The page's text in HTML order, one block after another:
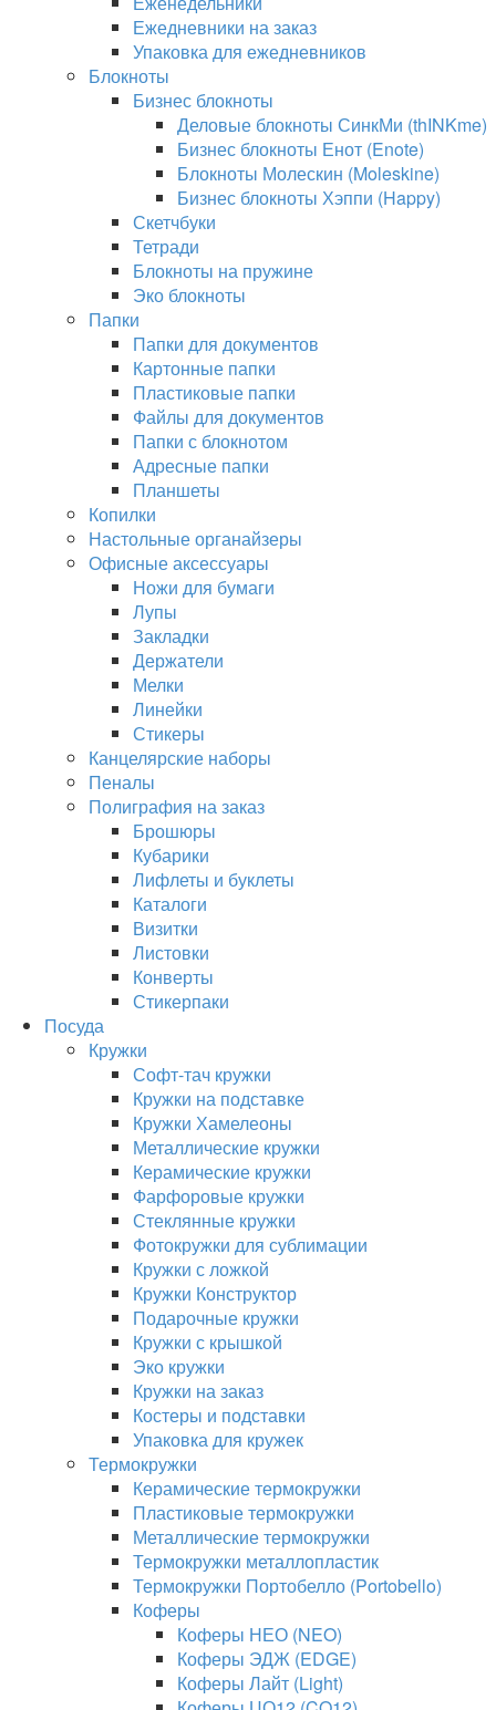
Ежедневники на заказ
Упаковка для ежедневников
Блокноты
Бизнес блокноты
Деловые блокноты СинкМи (thINKme)
Бизнес блокноты Енот (Enote)
Блокноты Молескин (Moleskine)
Бизнес блокноты Хэппи (Happy)
Скетчбуки
Тетради
Блокноты на пружине
Эко блокноты
Папки
Папки для документов
Картонные папки
Пластиковые папки
Файлы для документов
Папки с блокнотом
Адресные папки
Планшеты
Копилки
Настольные органайзеры
Офисные аксессуары
Ножи для бумаги
Лупы
Закладки
Держатели
Мелки
Линейки
Стикеры
Канцелярские наборы
Пеналы
Полиграфия на заказ
Брошюры
Кубарики
Лифлеты и буклеты
Каталоги
Визитки
Листовки
Конверты
Стикерпаки
Посуда
Кружки
Софт-тач кружки
Кружки на подставке
Кружки Хамелеоны
Металлические кружки
Керамические кружки
Фарфоровые кружки
Стеклянные кружки
Фотокружки для сублимации
Кружки с ложкой
Кружки Конструктор
Подарочные кружки
Кружки с крышкой
Эко кружки
Кружки на заказ
Костеры и подставки
Упаковка для кружек
Термокружки
Керамические термокружки
Пластиковые термокружки
Металлические термокружки
Термокружки металлопластик
Термокружки Портобелло (Portobello)
Коферы
Коферы НЕО (NEO)
Коферы ЭДЖ (EDGE)
Коферы Лайт (Light)